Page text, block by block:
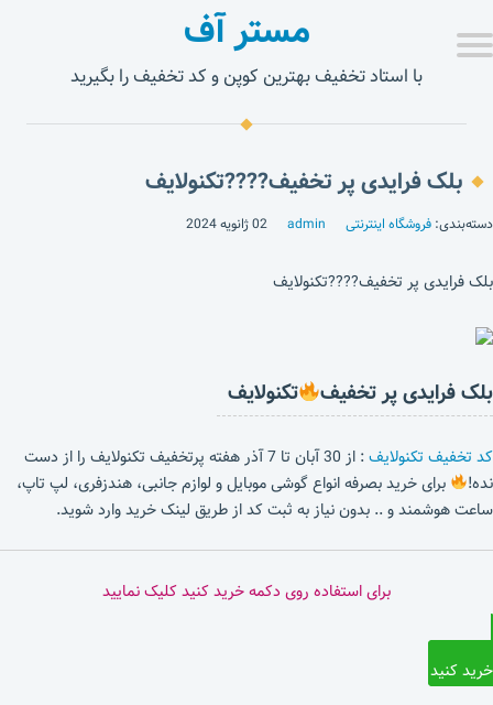
مستر آف
با استاد تخفیف بهترین کوپن و کد تخفیف را بگیرید
بلک فرایدی پر تخفیف????تکنولایف
دسته‌بندی: فروشگاه اینترنتی admin 02 ژانویه 2024
بلک فرایدی پر تخفیف????تکنولایف
بلک فرایدی پر تخفیف تکنولایف
کد تخفیف تکنولایف
: از 30 آبان تا 7 آذر هفته پرتخفیف تکنولایف را از دست
نده!
برای خرید بصرفه انواع گوشی موبایل و لوازم جانبی، هندزفری، لپ تاپ،
ساعت هوشمند و .. بدون نیاز به ثبت کد از طریق لینک خرید وارد شوید.
برای استفاده روی دکمه خرید کنید کلیک نمایید
خرید کنید